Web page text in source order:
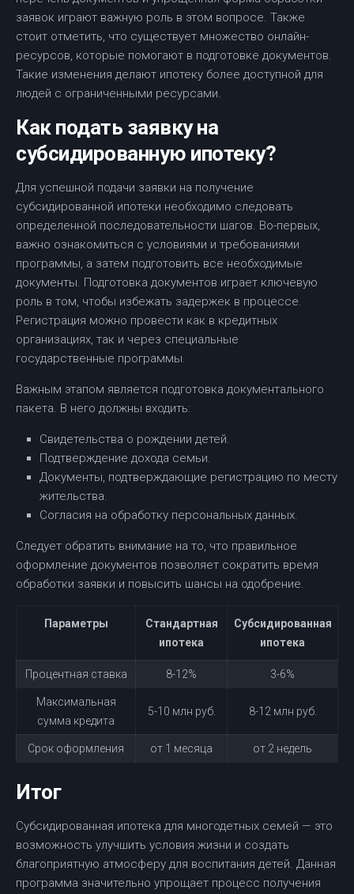
заявок играют важную роль в этом вопросе. Также
стоит отметить, что существует множество онлайн-
ресурсов, которые помогают в подготовке документов.
Такие изменения делают ипотеку более доступной для
людей с ограниченными ресурсами.
Как подать заявку на
субсидированную ипотеку?
Для успешной подачи заявки на получение
субсидированной ипотеки необходимо следовать
определенной последовательности шагов. Во-первых,
важно ознакомиться с условиями и требованиями
программы, а затем подготовить все необходимые
документы. Подготовка документов играет ключевую
роль в том, чтобы избежать задержек в процессе.
Регистрация можно провести как в кредитных
организациях, так и через специальные
государственные программы.
Важным этапом является подготовка документального
пакета. В него должны входить:
Свидетельства о рождении детей.
Подтверждение дохода семьи.
Документы, подтверждающие регистрацию по месту
жительства.
Согласия на обработку персональных данных.
Следует обратить внимание на то, что правильное
оформление документов позволяет сократить время
обработки заявки и повысить шансы на одобрение.
Параметры
Стандартная
ипотека
Субсидированная
ипотека
Процентная ставка 8-12% 3-6%
Максимальная
сумма кредита
5-10 млн руб. 8-12 млн руб.
Срок оформления от 1 месяца от 2 недель
Итог
Субсидированная ипотека для многодетных семей — это
возможность улучшить условия жизни и создать
благоприятную атмосферу для воспитания детей. Данная
программа значительно упрощает процесс получения